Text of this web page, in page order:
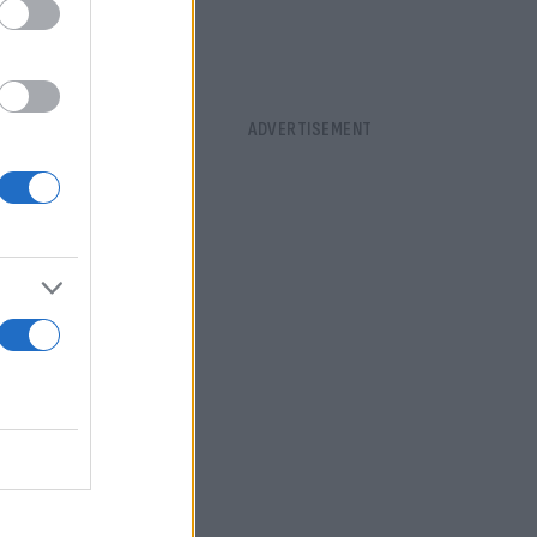
μισθώσεις
και
ακίνητα
ΦΠΑ